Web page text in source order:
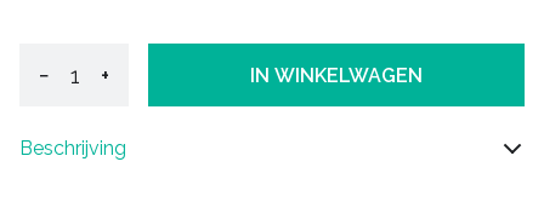
− + IN WINKELWAGEN
Beschrijving